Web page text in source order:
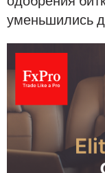
уменьшились